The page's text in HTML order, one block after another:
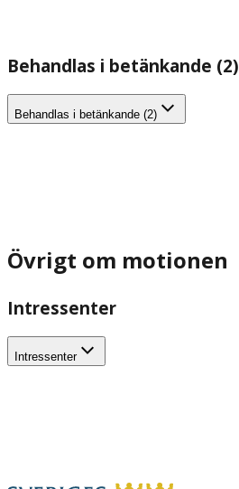
Behandlas i betänkande (2)
Behandlas i betänkande (2)
Övrigt om motionen
Intressenter
Intressenter